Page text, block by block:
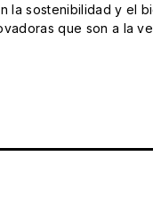
la sostenibilidad y
que son a la